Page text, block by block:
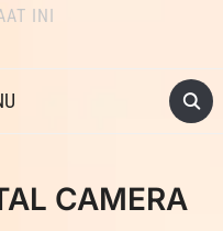
INI
CAMERA